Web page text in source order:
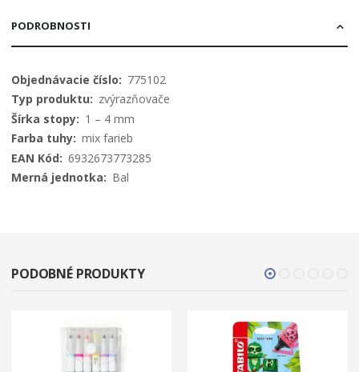
PODROBNOSTI
Viac
informácií
775102
zvýrazňovače
1 – 4 mm
mix farieb
6932673773285
Bal
PODOBNÉ PRODUKTY